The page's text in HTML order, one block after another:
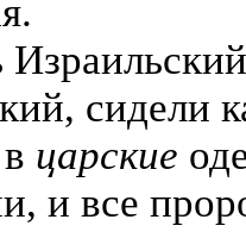
сидели
царские
и все